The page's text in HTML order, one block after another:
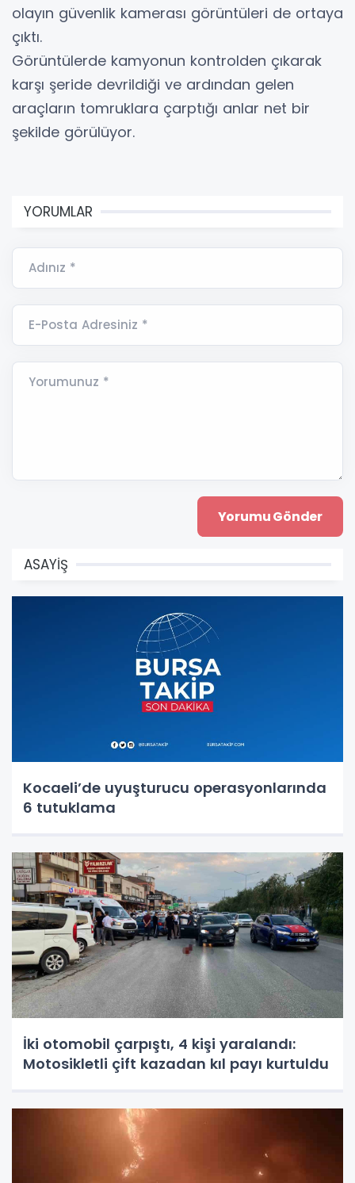
olayın güvenlik kamerası görüntüleri de ortaya
çıktı.
Görüntülerde kamyonun kontrolden çıkarak
karşı şeride devrildiği ve ardından gelen
araçların tomruklara çarptığı anlar net bir
şekilde görülüyor.
YORUMLAR
Adınız *
E-Posta Adresiniz *
Yorumunuz *
ASAYİŞ
Kocaeli’de uyuşturucu operasyonlarında
6 tutuklama
İki otomobil çarpıştı, 4 kişi yaralandı:
Motosikletli çift kazadan kıl payı kurtuldu